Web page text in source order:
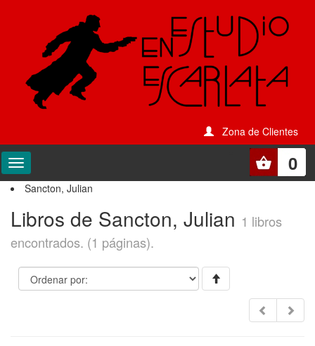
Zona de Clientes
0
Sancton, Julian
Libros de Sancton, Julian 1 libros
encontrados. (1 páginas).